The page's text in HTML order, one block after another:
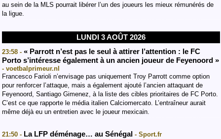
au sein de la MLS pourrait libérer l’un des joueurs les mieux rémunérés de
la ligue.
LUNDI 3 AOÛT 2026
23:58 - « Parrott n’est pas le seul à attirer l’attention : le FC
Porto s’intéresse également à un ancien joueur de Feyenoord »
- voetbalprimeur.nl
Francesco Farioli n’envisage pas uniquement Troy Parrott comme option
pour renforcer l’attaque, mais a également ajouté l’ancien attaquant de
Feyenoord, Santiago Gimenez, à la liste des cibles prioritaires de FC Porto.
C’est ce que rapporte le média italien Calciomercato. L’entraîneur aurait
même déjà eu un entretien avec le joueur mexicain.
21:50 - La LFP déménage… au Sénégal - Sport.fr